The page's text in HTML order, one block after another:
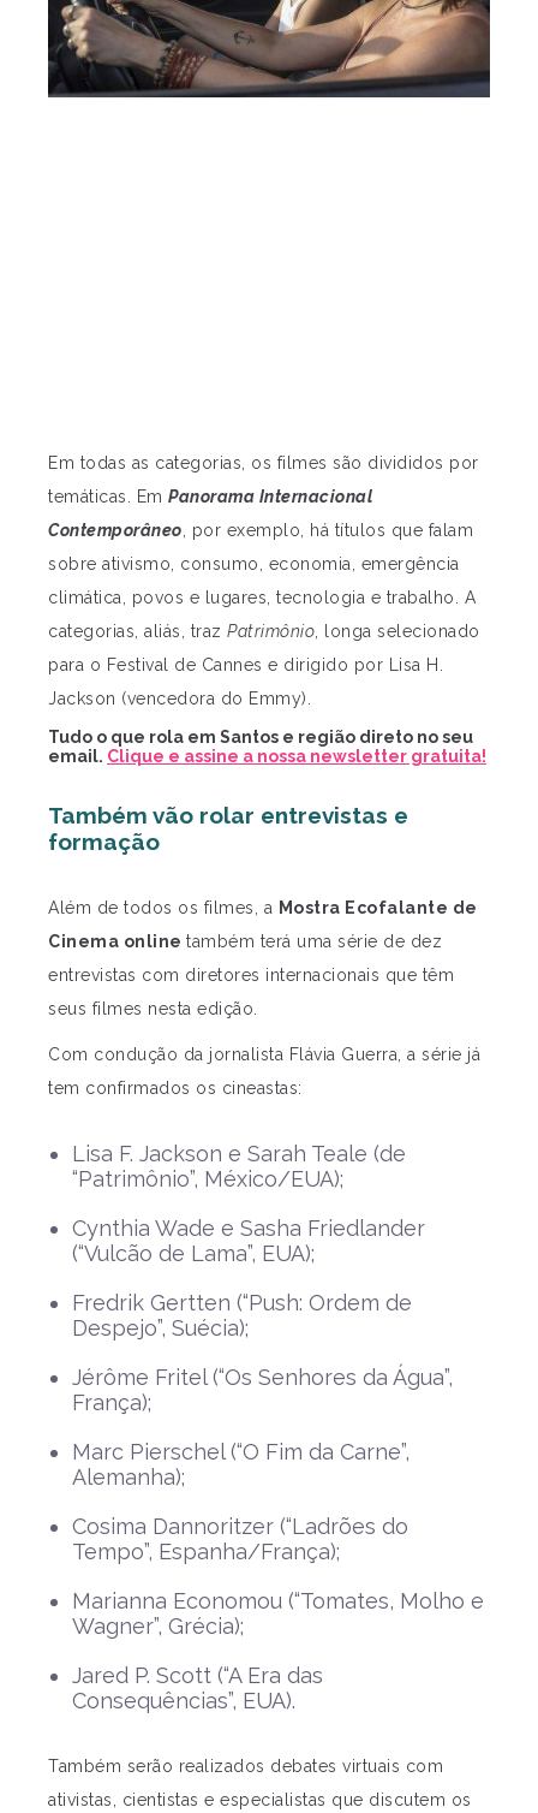
Em todas as categorias, os filmes são divididos por
temáticas. Em Panorama Internacional
Contemporâneo, por exemplo, há títulos que falam
sobre ativismo, consumo, economia, emergência
climática, povos e lugares, tecnologia e trabalho. A
categorias, aliás, traz Patrimônio, longa selecionado
para o Festival de Cannes e dirigido por Lisa H.
Jackson (vencedora do Emmy).
Tudo o que rola em Santos e região direto no seu
email. Clique e assine a nossa newsletter gratuita!
Também vão rolar entrevistas e
formação
Além de todos os filmes, a Mostra Ecofalante de
Cinema online também terá uma série de dez
entrevistas com diretores internacionais que têm
seus filmes nesta edição.
Com condução da jornalista Flávia Guerra, a série já
tem confirmados os cineastas:
Lisa F. Jackson e Sarah Teale (de
“Patrimônio”, México/EUA);
Cynthia Wade e Sasha Friedlander
(“Vulcão de Lama”, EUA);
Fredrik Gertten (“Push: Ordem de
Despejo”, Suécia);
Jérôme Fritel (“Os Senhores da Água”,
França);
Marc Pierschel (“O Fim da Carne”,
Alemanha);
Cosima Dannoritzer (“Ladrões do
Tempo”, Espanha/França);
Marianna Economou (“Tomates, Molho e
Wagner”, Grécia);
Jared P. Scott (“A Era das
Consequências”, EUA).
Também serão realizados debates virtuais com
ativistas, cientistas e especialistas que discutem os